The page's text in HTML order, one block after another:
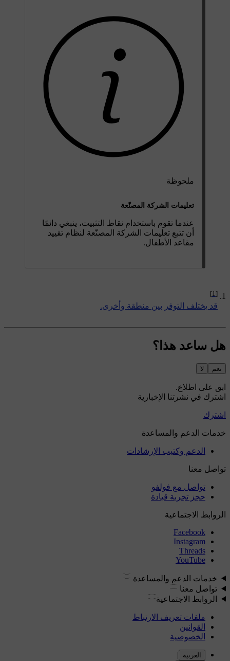
ملحوظة
تعليمات الشركة المصنّعة
عندما تقوم باستخدام نقاط التثبيت، ينبغي دائمًا
أن تتبع تعليمات الشركة المصنّعة لنظام تقييد
مقاعد الأطفال.
[1]
قد يختلف التوفر بين منطقة وأخرى.
هل ساعد هذا؟
نعم لا